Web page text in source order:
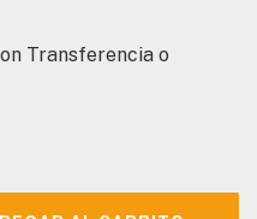
Transferencia o